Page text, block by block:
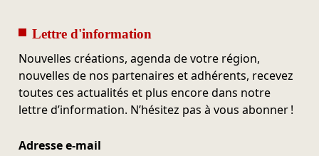
Lettre d'information
Nouvelles créations, agenda de votre région,
nouvelles de nos partenaires et adhérents, recevez
toutes ces actualités et plus encore dans notre
lettre d’information. N’hésitez pas à vous abonner !
Adresse e-mail